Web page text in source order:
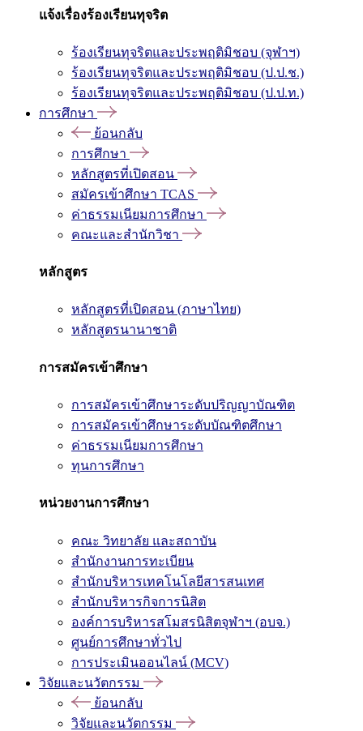
แจ้งเรื่องร้องเรียนทุจริต
ร้องเรียนทุจริตและประพฤติมิชอบ (จุฬาฯ)
ร้องเรียนทุจริตและประพฤติมิชอบ (ป.ป.ช.)
ร้องเรียนทุจริตและประพฤติมิชอบ (ป.ป.ท.)
การศึกษา
ย้อนกลับ
การศึกษา
หลักสูตรที่เปิดสอน
สมัครเข้าศึกษา TCAS
ค่าธรรมเนียมการศึกษา
คณะและสำนักวิชา
หลักสูตร
หลักสูตรที่เปิดสอน (ภาษาไทย)
หลักสูตรนานาชาติ
การสมัครเข้าศึกษา
การสมัครเข้าศึกษาระดับปริญญาบัณฑิต
การสมัครเข้าศึกษาระดับบัณฑิตศึกษา
ค่าธรรมเนียมการศึกษา
ทุนการศึกษา
หน่วยงานการศึกษา
คณะ วิทยาลัย และสถาบัน
สำนักงานการทะเบียน
สำนักบริหารเทคโนโลยีสารสนเทศ
สำนักบริหารกิจการนิสิต
องค์การบริหารสโมสรนิสิตจุฬาฯ (อบจ.)
ศูนย์การศึกษาทั่วไป
การประเมินออนไลน์ (MCV)
วิจัยและนวัตกรรม
ย้อนกลับ
วิจัยและนวัตกรรม